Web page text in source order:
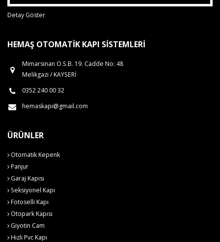
Detay Göster
HEMAŞ OTOMATIK KAPI SISTEMLERI
Mimarsinan O.S.B. 19. Cadde No: 48
Melikgazi / KAYSERİ
0352 240 00 32
hemaskapi@gmail.com
ÜRÜNLER
Otomatik Kepenk
Panjur
Garaj Kapısı
Seksiyonel Kapı
Fotoselli Kapı
Otopark Kapısı
Giyotin Cam
Hızlı Pvc Kapı